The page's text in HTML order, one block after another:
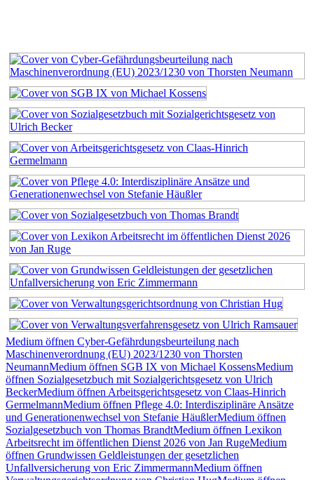
Medium öffnen Cyber-Gefährdungsbeurteilung nach
Maschinenverordnung (EU) 2023/1230 von Thorsten
NeumannMedium öffnen SGB IX von Michael KossensMedium
öffnen Sozialgesetzbuch mit Sozialgerichtsgesetz von Ulrich
BeckerMedium öffnen Arbeitsgerichtsgesetz von Claas-Hinrich
GermelmannMedium öffnen Pflege 4.0: Interdisziplinäre Ansätze
und Generationenwechsel von Stefanie HäußlerMedium öffnen
Sozialgesetzbuch von Thomas BrandtMedium öffnen Lexikon
Arbeitsrecht im öffentlichen Dienst 2026 von Jan RugeMedium
öffnen Grundwissen Geldleistungen der gesetzlichen
Unfallversicherung von Eric ZimmermannMedium öffnen